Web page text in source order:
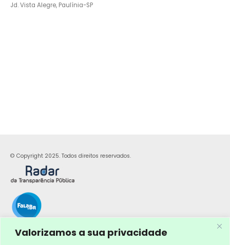
Valorizamos a sua privacidade
Jd. Vista Alegre, Paulínia-SP
© Copyright 2025. Todos direitos reservados.